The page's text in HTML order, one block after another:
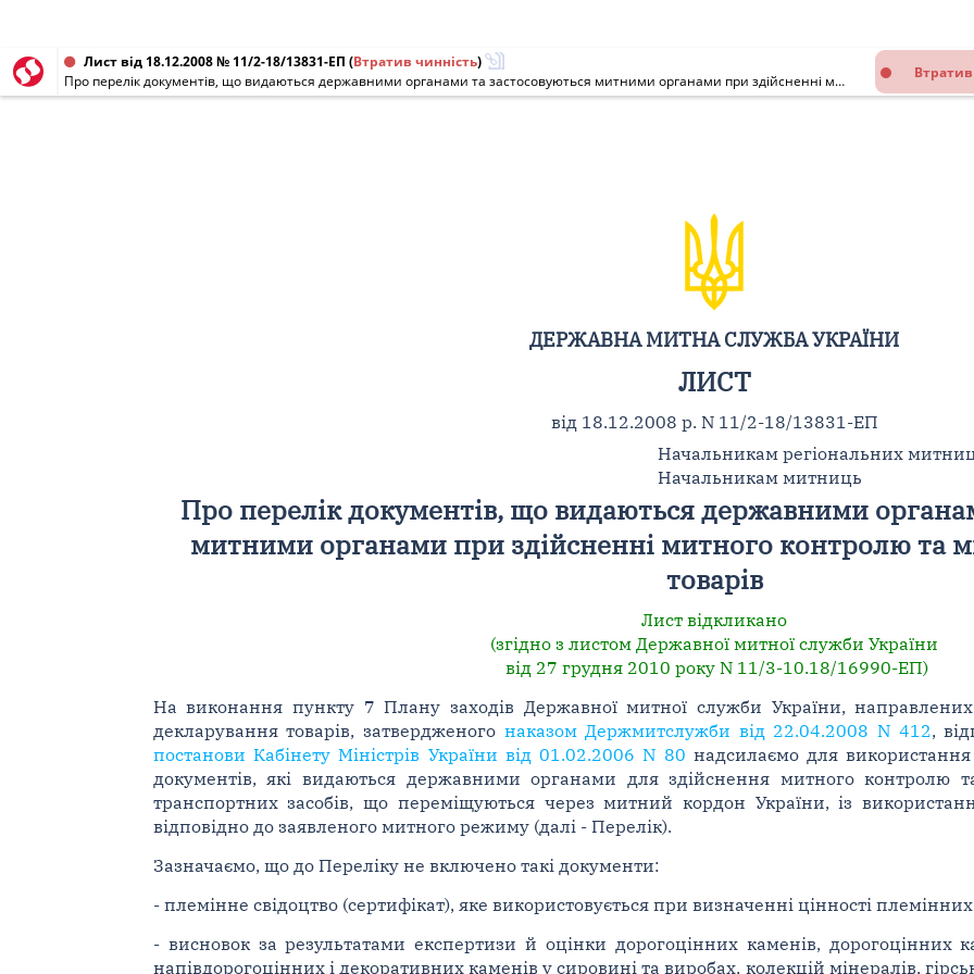
Лист від 18.12.2008 № 11/2-18/13831-ЕП (Втратив чинність)
Про перелік документів, що видаються державними органами та застосовуються митними органами при здійсненні митного контролю та митного оформлення товарів
ДЕРЖАВНА МИТНА СЛУЖБА УКРАЇНИ
ЛИСТ
від 18.12.2008 р. N 11/2-18/13831-ЕП
Начальникам регіональних
Начальникам митниць
Про перелік документів, що видаються державними
митними органами при здійсненні митного контролю та
товарів
Лист відкликано
(згідно з листом Державної митної служби України
від 27 грудня 2010 року N 11/3-10.18/16990-ЕП)
На виконання пункту 7 Плану заходів Державної митної служби України,
декларування товарів, затвердженого наказом Держмитслужби від 22.04.2008 N 412,
постанови Кабінету Міністрів України від 01.02.2006 N 80 надсилаємо для використання
документів, які видаються державними органами для здійснення митного контролю
транспортних засобів, що переміщуються через митний кордон України, із
відповідно до заявленого митного режиму (далі - Перелік).
Зазначаємо, що до Переліку не включено такі документи:
- племінне свідоцтво (сертифікат), яке використовується при визначенні цінності племінних
- висновок за результатами експертизи й оцінки дорогоцінних каменів, дорогоцінних
напівдорогоцінних і декоративних каменів у сировині та виробах, колекцій мінералів,